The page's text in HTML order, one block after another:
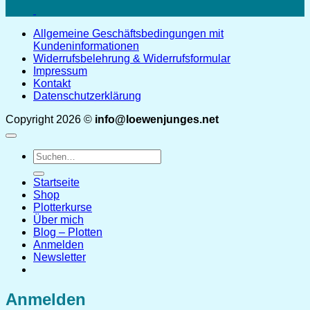
Allgemeine Geschäftsbedingungen mit
Kundeninformationen
Widerrufsbelehrung & Widerrufsformular
Impressum
Kontakt
Datenschutzerklärung
Copyright 2026 © info@loewenjunges.net
Suchen
nach:
Startseite
Shop
Plotterkurse
Über mich
Blog – Plotten
Anmelden
Newsletter
Anmelden